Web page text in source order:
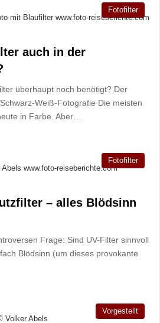
Fotofilter
auch in der
überhaupt noch benötigt? Der
Weiß-Fotografie Die meisten
in Farbe. Aber…
Fotofilter
– alles Blödsinn
Frage: Sind UV-Filter sinnvoll
Blödsinn (um dieses provokante
Vorgestellt